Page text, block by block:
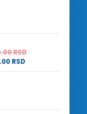
RSDRaspon
od
RSDRaspon
cena:
2,832.00 RSD